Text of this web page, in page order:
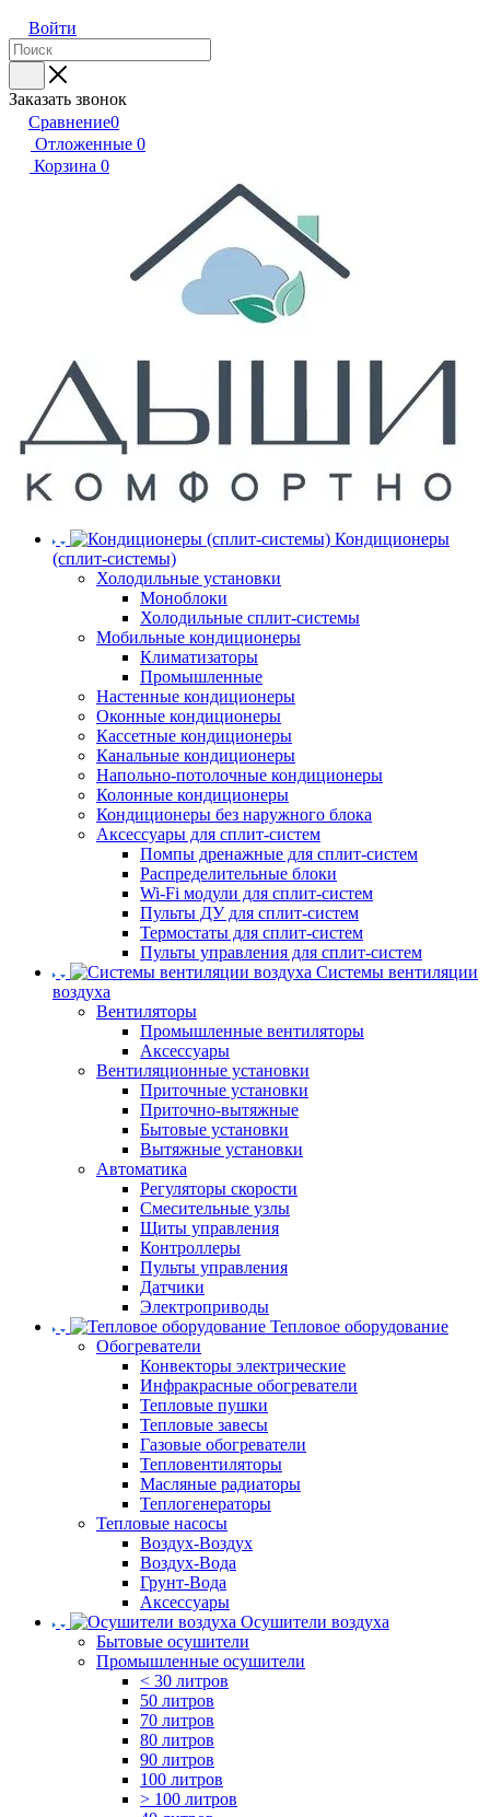
Войти
Заказать звонок
Сравнение0
Отложенные 0
Корзина 0
Кондиционеры
(сплит-системы)
Холодильные установки
Моноблоки
Холодильные сплит-системы
Мобильные кондиционеры
Климатизаторы
Промышленные
Настенные кондиционеры
Оконные кондиционеры
Кассетные кондиционеры
Канальные кондиционеры
Напольно-потолочные кондиционеры
Колонные кондиционеры
Кондиционеры без наружного блока
Аксессуары для сплит-систем
Помпы дренажные для сплит-систем
Распределительные блоки
Wi-Fi модули для сплит-систем
Пульты ДУ для сплит-систем
Термостаты для сплит-систем
Пульты управления для сплит-систем
Системы вентиляции
воздуха
Вентиляторы
Промышленные вентиляторы
Аксессуары
Вентиляционные установки
Приточные установки
Приточно-вытяжные
Бытовые установки
Вытяжные установки
Автоматика
Регуляторы скорости
Смесительные узлы
Щиты управления
Контроллеры
Пульты управления
Датчики
Электроприводы
Тепловое оборудование
Обогреватели
Конвекторы электрические
Инфракрасные обогреватели
Тепловые пушки
Тепловые завесы
Газовые обогреватели
Тепловентиляторы
Масляные радиаторы
Теплогенераторы
Тепловые насосы
Воздух-Воздух
Воздух-Вода
Грунт-Вода
Аксессуары
Осушители воздуха
Бытовые осушители
Промышленные осушители
< 30 литров
50 литров
70 литров
80 литров
90 литров
100 литров
> 100 литров